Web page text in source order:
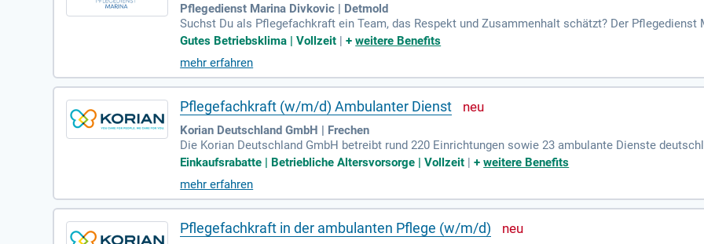
Pflegedienst Marina Divkovic | Detmold
Suchst Du als Pflegefachkraft ein Team, das Respekt und Zusammenhalt schätzt? Der Pflegedienst
il einer menschlichen und familiären Umgebung zu werden. Hier bist Du mehr als nur ein Mitarbeiter
e Weiterbildung als Praxisanleitung oder Interesse am Aufbau des Ausbildungsbereichs. Werde
die ambulante Pflege aktiv mit!
Gutes Betriebsklima | Vollzeit |+weitere Benefits
mehr erfahren
Pflegefachkraft (w/m/d) Ambulanter Dienst
Korian Deutschland GmbH | Frechen
Die Korian Deutschland GmbH betreibt rund 220 Einrichtungen sowie 23 ambulante Dienste
ane Familie, dem führenden europäischen Anbieter in den Bereichen Pflege, medizinische
Einkaufsrabatte | Betriebliche Altersvorsorge | Vollzeit |+weitere Benefits
mehr erfahren
Pflegefachkraft in der ambulanten Pflege (w/m/d)